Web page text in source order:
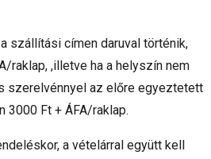
szállítási címen daruval történik,
raklap, ,illetve ha a helyszín nem
szerelvénnyel az előre egyeztetett
Ft + ÁFA/raklap.
a vételárral együtt kell